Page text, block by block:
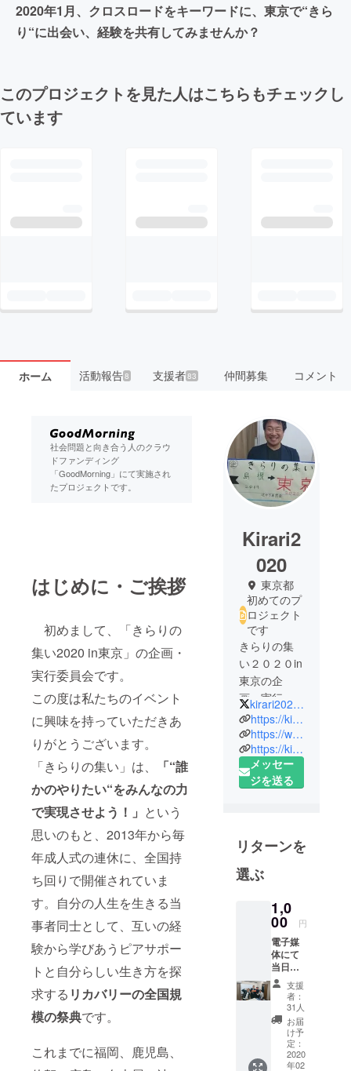
2020年1月、クロスロードをキーワードに、東京で“きら
り“に出会い、経験を共有してみませんか？
このプロジェクトを見た人はこちらもチェックし
ています
ホーム 活動報告8 支援者83 仲間募集 コメント
社会問題と向き合う人のクラウ
ドファンディング
「GoodMorning」にて実施され
たプロジェクトです。
はじめに・ご挨拶
初めまして、「きらりの
集い2020 in東京」の企画・
実行委員会です。
この度は私たちのイベント
に興味を持っていただきあ
りがとうございます。
「きらりの集い」は、
「“誰
かのやりたい“をみんなの力
で実現させよう！」 という
思いのもと、2013年から毎
年成人式の連休に、全国持
ち回りで開催されていま
す。自分の人生を生きる当
事者同士として、互いの経
験から学びあうピアサポー
トと自分らしい生き方を探
求する リカバリーの全国規
模の祭典です。
これまでに福岡、鹿児島、
Kirari2
020
東京都
初めてのプ
ロジェクト
です
きらりの集
い２０２０in
東京の企
画・実行委
員会です。
kirari2020Tokyo
https://kirari2020.wixsite.com/tokyo
https://www.facebook.com/%E3%81%8D%E3%82%89%E3%82%8A%E3%81%AE%E9%9B%86%E3%81%84-%E6%9D%B1%E4%BA%AC2020-607449443074956/
https://kirari2020tokyo.peatix.com/
メッセー
ジを送る
リターンを
選ぶ
1,0
00 円
電子媒
体にて
当日の
模様や
参加者
の声を
レポー
トとし
てお届
けしま
す！
支援
者：
31人
お届
け予
定：
2020
年02